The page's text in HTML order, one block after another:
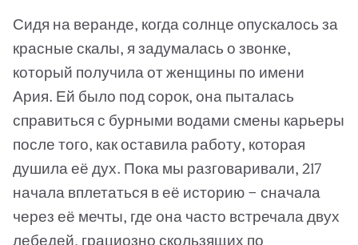
Сидя на веранде, когда солнце опускалось за
красные скалы, я задумалась о звонке,
который получила от женщины по имени
Ария. Ей было под сорок, она пыталась
справиться с бурными водами смены карьеры
после того, как оставила работу, которая
душила её дух. Пока мы разговаривали, 217
начала вплетаться в её историю — сначала
через её мечты, где она часто встречала двух
лебедей, грациозно скользящих по